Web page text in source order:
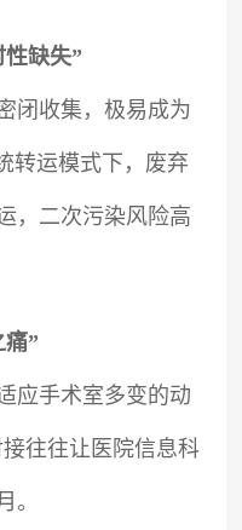
缺失”
闭收集，极易成为
转运模式下，废弃
，二次污染风险高
”
应手术室多变的动
往往让医院信息科
。